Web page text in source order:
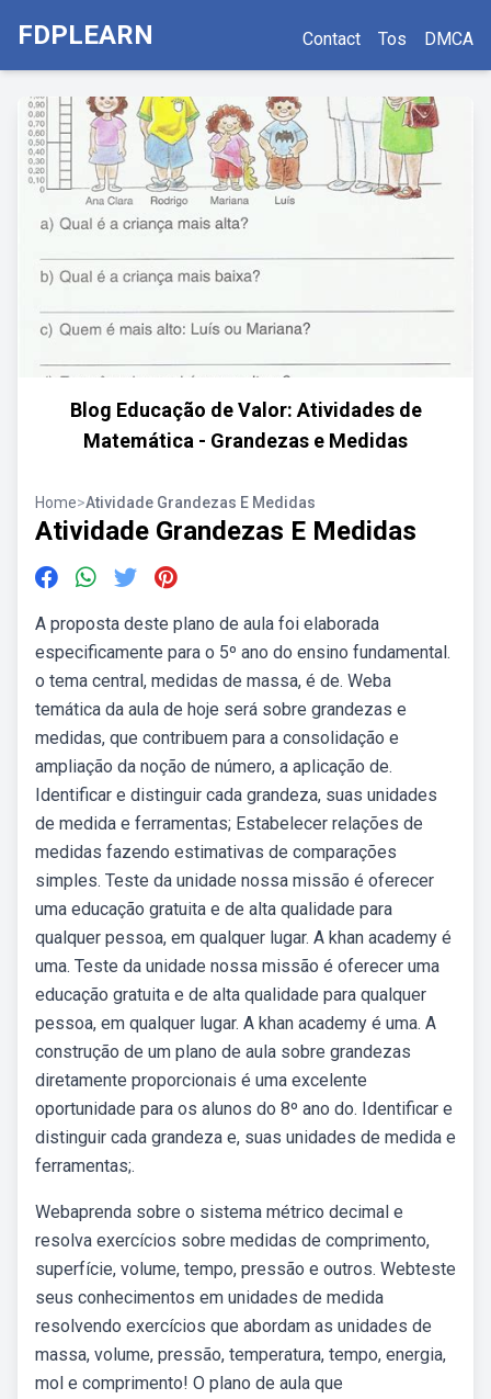
FDPLEARN Contact Tos DMCA
Blog Educação de Valor: Atividades de
Matemática - Grandezas e Medidas
Home>Atividade Grandezas E Medidas
Atividade Grandezas E Medidas
A proposta deste plano de aula foi elaborada
especificamente para o 5º ano do ensino fundamental.
o tema central, medidas de massa, é de. Weba
temática da aula de hoje será sobre grandezas e
medidas, que contribuem para a consolidação e
ampliação da noção de número, a aplicação de.
Identificar e distinguir cada grandeza, suas unidades
de medida e ferramentas; Estabelecer relações de
medidas fazendo estimativas de comparações
simples. Teste da unidade nossa missão é oferecer
uma educação gratuita e de alta qualidade para
qualquer pessoa, em qualquer lugar. A khan academy é
uma. Teste da unidade nossa missão é oferecer uma
educação gratuita e de alta qualidade para qualquer
pessoa, em qualquer lugar. A khan academy é uma. A
construção de um plano de aula sobre grandezas
diretamente proporcionais é uma excelente
oportunidade para os alunos do 8º ano do. Identificar e
distinguir cada grandeza e, suas unidades de medida e
ferramentas;.
Webaprenda sobre o sistema métrico decimal e
resolva exercícios sobre medidas de comprimento,
superfície, volume, tempo, pressão e outros. Webteste
seus conhecimentos em unidades de medida
resolvendo exercícios que abordam as unidades de
massa, volume, pressão, temperatura, tempo, energia,
mol e comprimento! O plano de aula que